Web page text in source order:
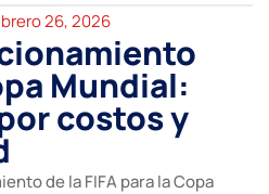
26, 2026
Mundial:
costos y
de la FIFA para la Copa